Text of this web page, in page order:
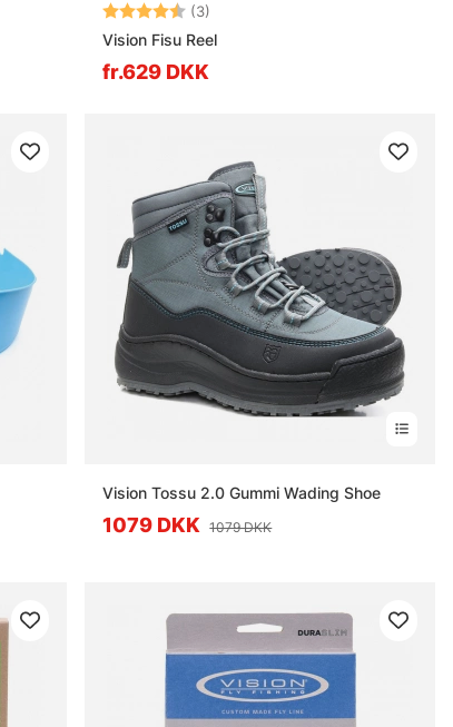
Vurdering: (3)
Vision Fisu Reel
fr.629 DKK
Vision Tossu 2.0 Gummi Wading Shoe
1079 DKK 1079 DKK